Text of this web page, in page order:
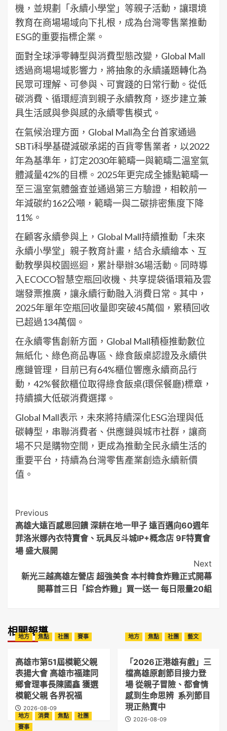
機，並規劃「永續小學堂」等親子活動，讓環境
教育在商場場域向下扎根，成為台灣零售業推動
ESG的重要指標企業。
面對全球淨零轉型與消費型態改變，Global Mall
透過商場場域影響力，將抽象的永續議題轉化為
民眾可理解、可參與、可實踐的日常行動。從低
碳消費、循環經濟到親子永續教育，逐步建立兼
具生活感與參與感的永續零售模式。
在氣候治理方面，Global Mall為全台首家通過
SBTi科學基礎減碳承諾的百貨零售業者，以2022
年為基準年，訂定2030年範疇一與範疇二溫室氣
體減量42%的目標。2025年更完成全據點範疇一
至三溫室氣體盤查並通過第三方驗證，相較前一
年減碳約162公噸，範疇一與二碳排密集度下降
11%。
在顧客永續參與上，Global Mall持續推動「未來
永續小學堂」親子教育計畫，結合永續繪本、互
動教學與校園巡迴，累計舉辦36場活動。同時導
入ECOCO智慧空瓶回收機、共享提袋循環箱及雲
端發票推廣，讓永續行動融入消費日常。其中，
2025年單年空瓶回收量即突破45萬個，累積回收
已超過134萬個。
在永續零售創新方面，Global Mall積極推動數位
無紙化、綠色商品專區、綠食飯桌認證及永續供
應鏈管理，目前已有64%櫃位響應永續商品行
動，42%餐飲櫃位取得綠食飯桌(環保餐廳)標章，
持續擴大低碳消費選擇。
Global Mall表示，未來將持續深化ESG治理與低
碳轉型，串聯消費者、供應鏈與城市社群，讓商
場不只是購物空間，更成為推動全民永續生活的
重要平台，持續為台灣零售產業創造永續新價
值。
Post
Navigation
Previous
高雄大遠百感恩回饋 深耕在地一甲子 遠百邁向60週年
菲洛米娜內衣特賣會、玩具反斗城IP+概念店 9F特賣會
場 盛大展開
Next
新光三越高雄左營店 超強美食 本村韓食炸雞正式開幕
開幕首三日「綜合炸雞」買一送一 每日限量20組
相關報導
地方 焦點 社團 賽事
高雄市第51屆模範父親
表揚大會 高雄市福建同
鄉會理事長陳國鑫 獲選
模範父親 各界祝福
2026-08-09
地方 焦點 社團 藝文
「2026正港雄有戲」三
檔高雄原創節目接力登
場 從親子冒險、都會情
感到生命思辨 系列節目
現正熱賣中
2026-08-09
地方 消費 焦點
社團
賽事